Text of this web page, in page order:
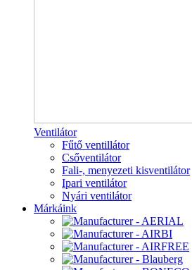
Ventilátor
Fűtő ventillátor
Csőventilátor
Fali-, menyezeti kisventilátor
Ipari ventilátor
Nyári ventilátor
Márkáink